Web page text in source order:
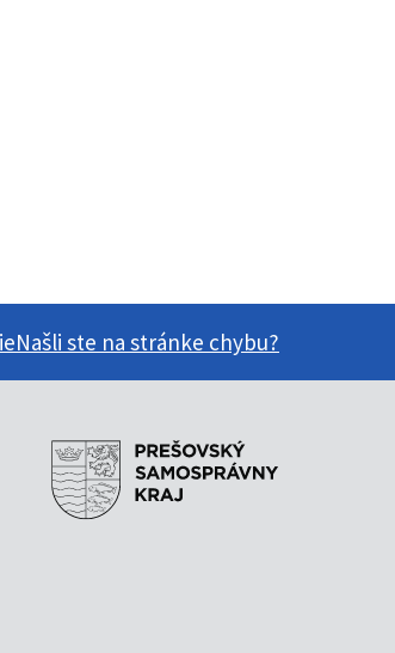
Našli ste na stránke chybu?